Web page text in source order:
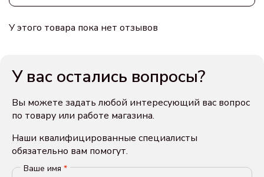
У этого товара пока нет отзывов
У вас остались вопросы?
Вы можете задать любой интересующий вас вопрос
по товару или работе магазина.
Наши квалифицированные специалисты
обязательно вам помогут.
Ваше имя *